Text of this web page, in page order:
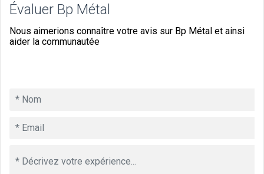
Évaluer Bp Métal
Nous aimerions connaître votre avis sur Bp Métal et ainsi
aider la communautée